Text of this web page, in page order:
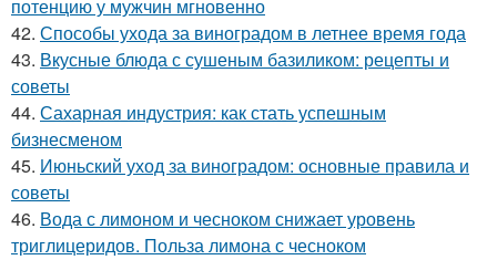
потенцию у мужчин мгновенно
42. Способы ухода за виноградом в летнее время года
43. Вкусные блюда с сушеным базиликом: рецепты и
советы
44. Сахарная индустрия: как стать успешным
бизнесменом
45. Июньский уход за виноградом: основные правила и
советы
46. Вода с лимоном и чесноком снижает уровень
триглицеридов. Польза лимона с чесноком